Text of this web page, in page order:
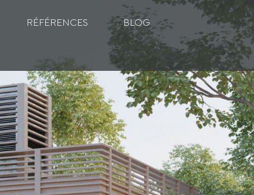
RÉFÉRENCES BLOG